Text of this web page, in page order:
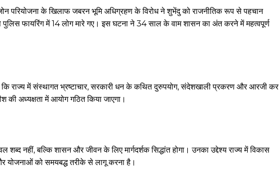
परियोजना के खिलाफ जबरन भूमि अधिग्रहण के विरोध ने शुभेंदु को राजनीतिक रूप से पहचान
फायरिंग में 14 लोग मारे गए। इस घटना ने 34 साल के वाम शासन का अंत करने में महत्वपूर्ण
राज्य में संस्थागत भ्रष्टाचार, सरकारी धन के कथित दुरुपयोग, संदेशखाली प्रकरण और आरजी कर
की अध्यक्षता में आयोग गठित किया जाएगा।
नहीं, बल्कि शासन और जीवन के लिए मार्गदर्शक सिद्धांत होगा। उनका उद्देश्य राज्य में विकास
योजनाओं को समयबद्ध तरीके से लागू करना है।